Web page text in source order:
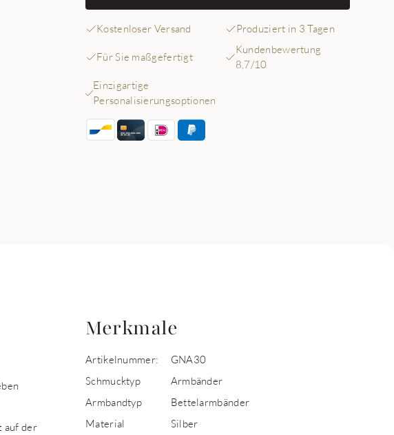
Kostenloser Versand Produziert in 3 Tagen
Für Sie maßgefertigt
Kundenbewertung
8,7/10
Einzigartige
Personalisierungsoptionen
auf der
Merkmale
Artikelnummer:
GNA30
Schmucktyp
Armbänder
Armbandtyp
Bettelarmbänder
Material
Silber